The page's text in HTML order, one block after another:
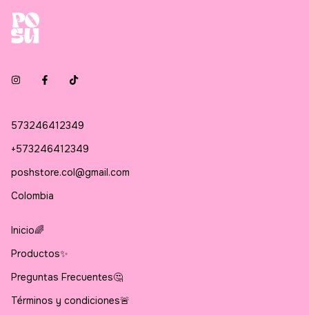
573246412349
+573246412349
poshstore.col@gmail.com
Colombia
Inicio🌈
Productos✨
Preguntas Frecuentes🤔
Términos y condiciones🚨